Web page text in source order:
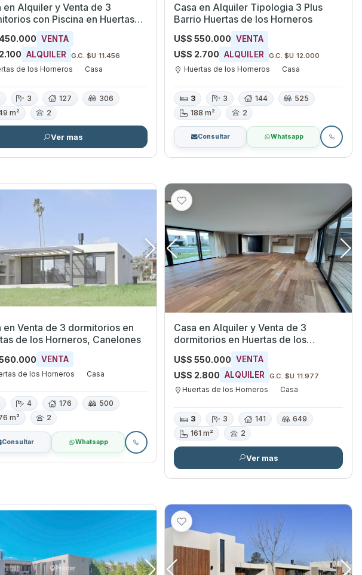
en Alquiler y Venta de 3
con Piscina en Huertas
Horneros, Canelones
VENTA
ALQUILER G.C. $U 11.456
de los Horneros Casa
3 127
306
m²
2
Ver mas
Casa en Alquiler Tipologia 3 Plus
Barrio Huertas de los Horneros
U$S 550.000 VENTA
U$S 2.700 ALQUILER G.C. $U 12.000
Huertas de los Horneros Casa
3 3 144
525
188 m²
2
Consultar Whatsapp
en Venta de 3 dormitorios en
de los Horneros, Canelones
VENTA
de los Horneros Casa
4 176
500
m²
2
Consultar Whatsapp
Casa en Alquiler y Venta de 3
dormitorios en Huertas de los
Horneros, Canelones
U$S 550.000 VENTA
U$S 2.800 ALQUILER G.C. $U 11.977
Huertas de los Horneros Casa
3 3 141
649
161 m²
2
Ver mas